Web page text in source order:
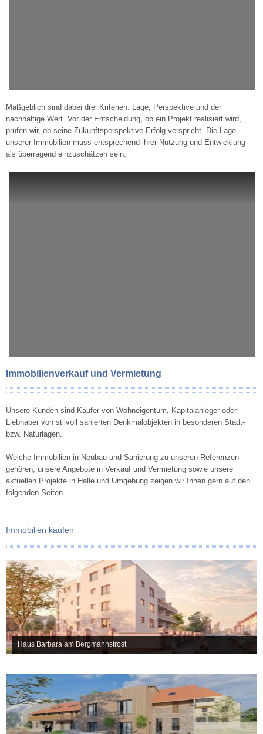
Maßgeblich sind dabei drei Kriterien: Lage, Perspektive und der
nachhaltige Wert. Vor der Entscheidung, ob ein Projekt realisiert wird,
prüfen wir, ob seine Zukunftsperspektive Erfolg verspricht. Die Lage
unserer Immobilien muss entsprechend ihrer Nutzung und Entwicklung
als überragend einzuschätzen sein.
Immobilienverkauf und Vermietung
Unsere Kunden sind Käufer von Wohneigentum, Kapitalanleger oder
Liebhaber von stilvoll sanierten Denkmalobjekten in besonderen Stadt-
bzw. Naturlagen.
Welche Immobilien in Neubau und Sanierung zu unseren Referenzen
gehören, unsere Angebote in Verkauf und Vermietung sowie unsere
aktuellen Projekte in Halle und Umgebung zeigen wir Ihnen gern auf den
folgenden Seiten.
Immobilien kaufen
Haus Barbara am Bergmannstrost